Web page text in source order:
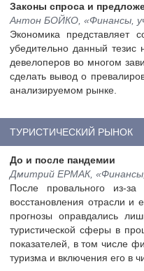
Законы спроса и
Антон БОЙКО, «Финансы,
Экономика представляет
убедительно данный тезис
девелоперов во многом
сделать вывод о
анализируемом рынке.
ТУРИСТИЧЕСКИЙ РЫНОК
До и после пандемии
Дмитрий ЕРМАК,
После провального из-за
восстановления отрасли
прогнозы оправдались
туристической сферы в
показателей, в том числе
туризма и включения его в